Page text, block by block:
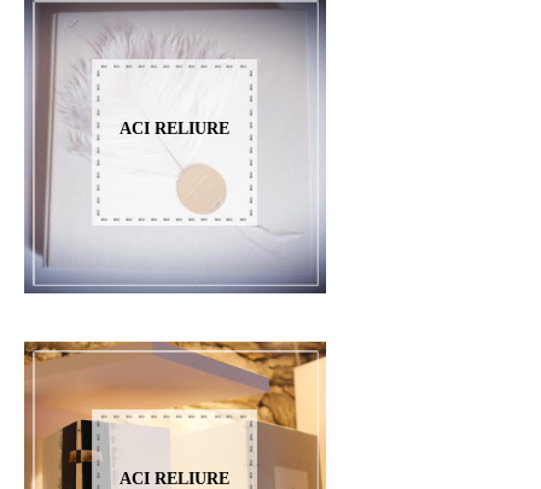
ACI RELIURE
ACI RELIURE